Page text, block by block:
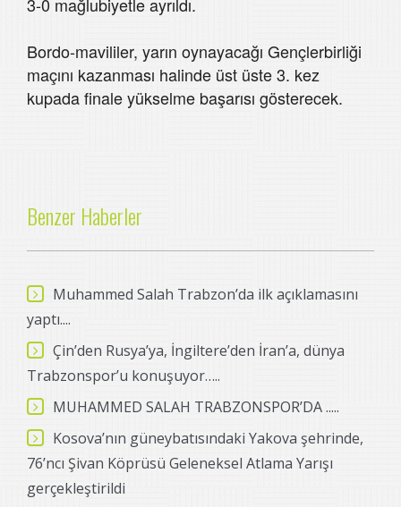
Bordo-mavililer, yarın oynayacağı Gençlerbirliği
maçını kazanması halinde üst üste 3. kez
kupada finale yükselme başarısı gösterecek.
Benzer Haberler
Muhammed Salah Trabzon’da ilk açıklamasını
yaptı....
Çin’den Rusya’ya, İngiltere’den İran’a, dünya
Trabzonspor’u konuşuyor…..
MUHAMMED SALAH TRABZONSPOR’DA .....
Kosova’nın güneybatısındaki Yakova şehrinde,
76’ncı Şivan Köprüsü Geleneksel Atlama Yarışı
gerçekleştirildi